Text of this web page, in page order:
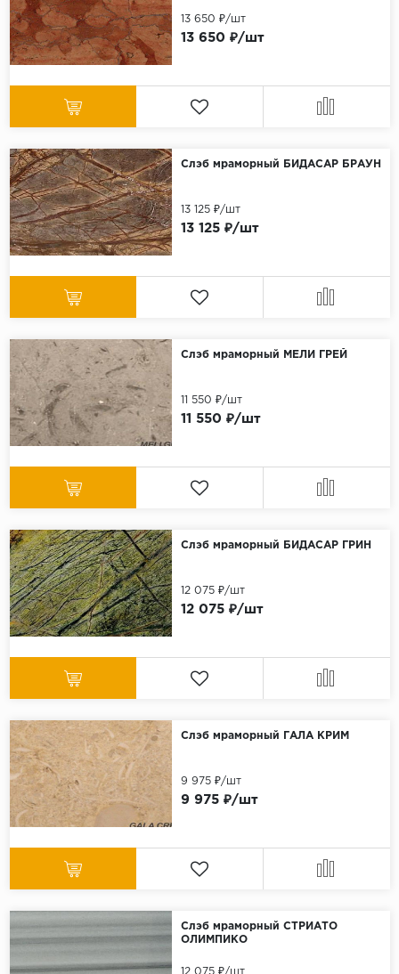
13 650 ₽/шт
13 650 ₽/шт
Слэб мраморный БИДАСАР БРАУН
13 125 ₽/шт
13 125 ₽/шт
Слэб мраморный МЕЛИ ГРЕЙ
11 550 ₽/шт
11 550 ₽/шт
Слэб мраморный БИДАСАР ГРИН
12 075 ₽/шт
12 075 ₽/шт
Слэб мраморный ГАЛА КРИМ
9 975 ₽/шт
9 975 ₽/шт
Слэб мраморный СТРИАТО
ОЛИМПИКО
12 075 ₽/шт